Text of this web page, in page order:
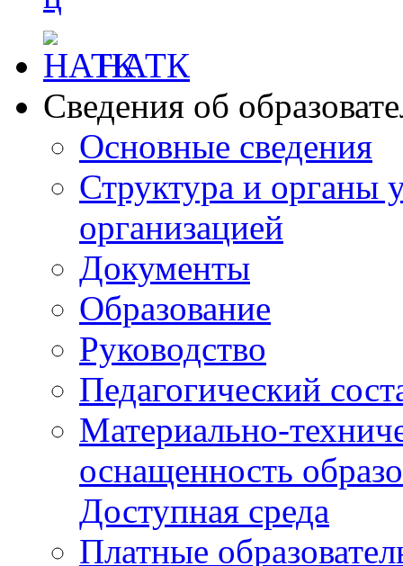
НАТК
Сведения об
Основные сведения
Структура и органы
организацией
Документы
Образование
Руководство
Педагогический
Материально-
оснащенность
Доступная среда
Платные